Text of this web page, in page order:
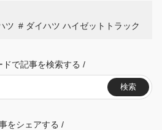
ツ ダイハツ ハイゼットトラック
ドで記事を検索する /
検索
をシェアする /